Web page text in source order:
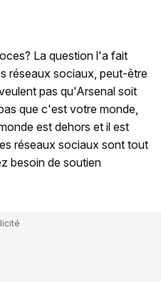
La question l'a fait
réseaux sociaux, peut-être
pas qu'Arsenal soit
que c'est votre monde,
est dehors et il est
réseaux sociaux sont tout
besoin de soutien